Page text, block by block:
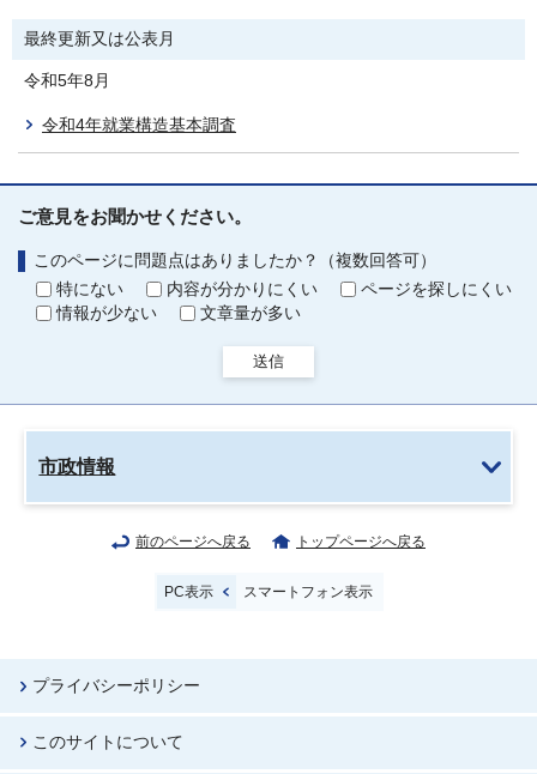
最終更新又は公表月
令和5年8月
令和4年就業構造基本調査
ご意見をお聞かせください。
このページに問題点はありましたか？（複数回答可）
特にない
内容が分かりにくい
ページを探しにくい
情報が少ない
文章量が多い
送信
市政情報
前のページへ戻る トップページへ戻る
PC表示 スマートフォン表示
プライバシーポリシー
このサイトについて